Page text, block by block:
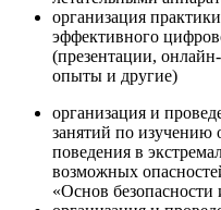
организация
эффективного
(презентации,
опыты и другие)
организация и
занятий по изучению
поведения в
возможных
«Основ